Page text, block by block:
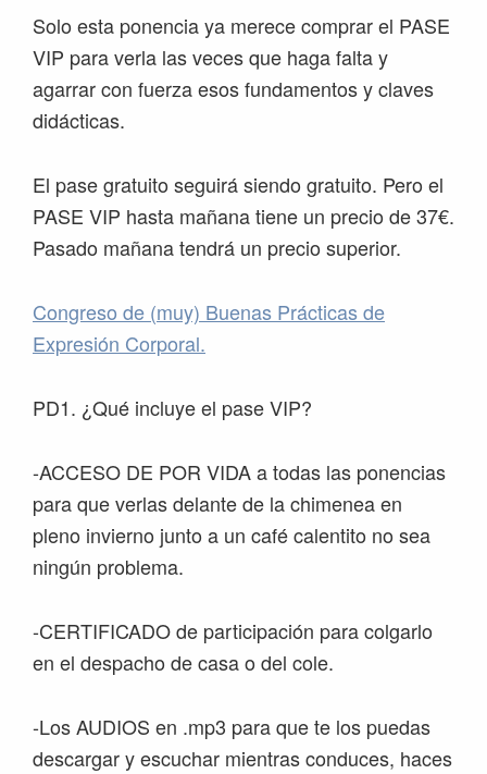
Solo esta ponencia ya merece comprar el PASE
VIP para verla las veces que haga falta y
agarrar con fuerza esos fundamentos y claves
didácticas.
El pase gratuito seguirá siendo gratuito. Pero el
PASE VIP hasta mañana tiene un precio de 37€.
Pasado mañana tendrá un precio superior.
Congreso de (muy) Buenas Prácticas de
Expresión Corporal.
PD1. ¿Qué incluye el pase VIP?
-ACCESO DE POR VIDA a todas las ponencias
para que verlas delante de la chimenea en
pleno invierno junto a un café calentito no sea
ningún problema.
-CERTIFICADO de participación para colgarlo
en el despacho de casa o del cole.
-Los AUDIOS en .mp3 para que te los puedas
descargar y escuchar mientras conduces, haces